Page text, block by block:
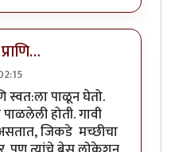
स्वत:ला पाळून घेतो.
होती. गावी
जिकडे मच्छीचा